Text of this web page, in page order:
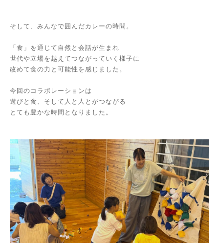
そして、みんなで囲んだカレーの時間。
「食」を通じて自然と会話が生まれ
世代や立場を越えてつながっていく様子に
改めて食の力と可能性を感じました。
今回のコラボレーションは
遊びと食、そして人と人とがつながる
とても豊かな時間となりました。